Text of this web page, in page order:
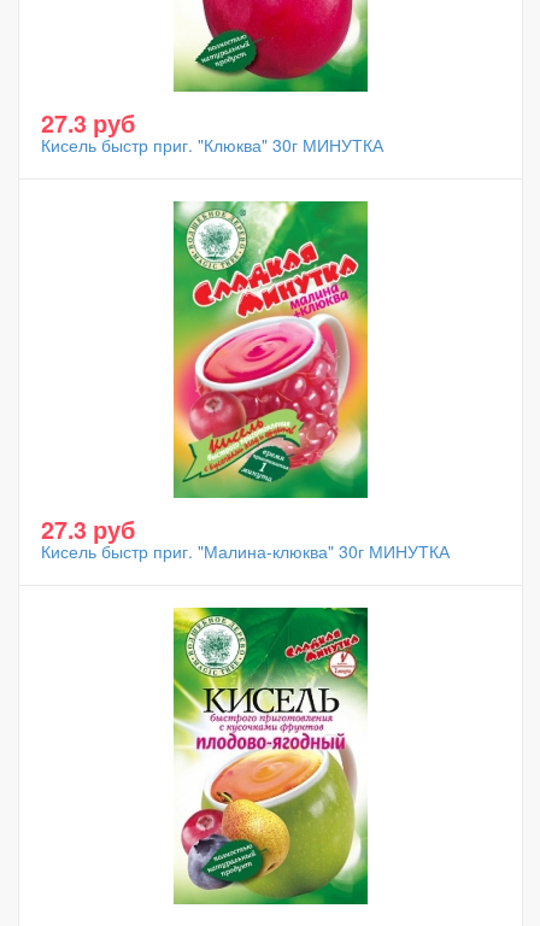
27.3 руб
Кисель быстр приг. "Клюква" 30г МИНУТКА
27.3 руб
Кисель быстр приг. "Малина-клюква" 30г МИНУТКА